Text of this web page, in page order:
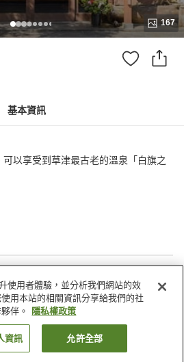
167
基本資訊
以享受到草津最古老的溫泉「白旗之
私人餐廳
咖啡廳
草津町 草津溫泉奈良屋
找客房
使用者體驗，並分析我們網站的效
用本站的相關資訊分享給我們的社
伴。
隱私權政策
資訊 允許全部